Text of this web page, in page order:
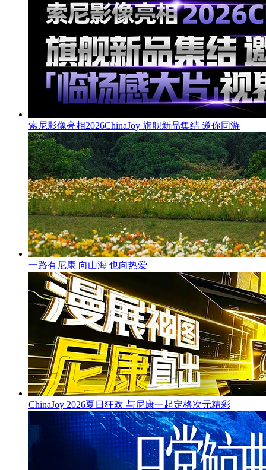
索尼影像亮相2026ChinaJoy 旗舰新品集结 邀你同游
一路有尼康 向山海 也向热爱
ChinaJoy 2026夏日狂欢 与尼康一起定格次元精彩